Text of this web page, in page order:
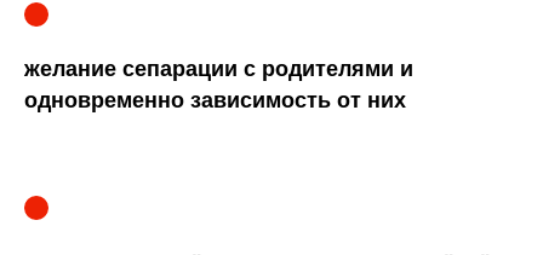
желание сепарации с родителями и
одновременно зависимость от них